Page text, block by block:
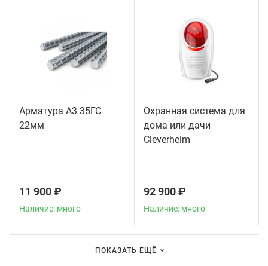
Арматура А3 35ГС
22мм
11 900 ₽
Наличие: много
Охранная система для
дома или дачи
Сleverheim
92 900 ₽
Наличие: много
ПОКАЗАТЬ ЕЩЁ